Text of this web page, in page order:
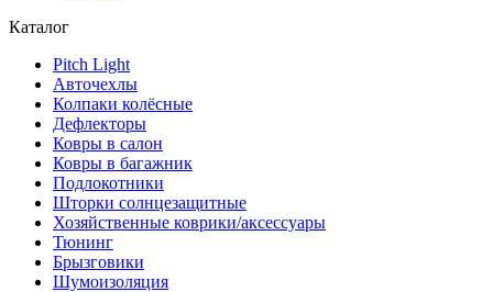
Каталог
Pitch Light
Авточехлы
Колпаки колёсные
Дефлекторы
Ковры в салон
Ковры в багажник
Подлокотники
Шторки солнцезащитные
Хозяйственные коврики/аксессуары
Тюнинг
Брызговики
Шумоизоляция